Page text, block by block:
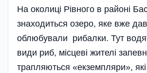
На околиці Рівного в районі
знаходиться озеро, яке вже
облюбували рибалки. Тут
види риб, місцеві жителі
трапляються «екземпляри»,